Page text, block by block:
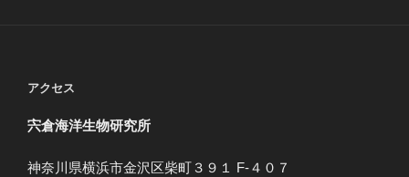
アクセス
宍倉海洋生物研究所
神奈川県横浜市金沢区柴町３９１ F-４０７